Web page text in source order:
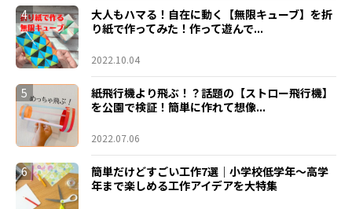
4
大人もハマる！自在に動く【無限キューブ】を折
り紙で作ってみた！作って遊んで...
2022.10.04
5
紙飛行機より飛ぶ！？話題の【ストロー飛行機】
を公園で検証！簡単に作れて想像...
2022.07.06
6
簡単だけどすごい工作7選｜小学校低学年〜高学
年まで楽しめる工作アイデアを大特集